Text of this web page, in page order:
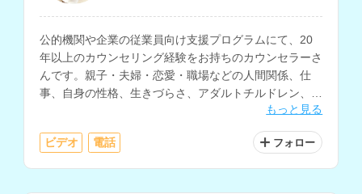
公的機関や企業の従業員向け支援プログラムにて、20
年以上のカウンセリング経験をお持ちのカウンセラーさ
んです。親子・夫婦・恋愛・職場などの人間関係、仕
事、自身の性格、生きづらさ、アダルトチルドレン、
HSP、コミュニケーションなどの相談に対応されていま
もっと見る
ビデオ 電話 フォロー